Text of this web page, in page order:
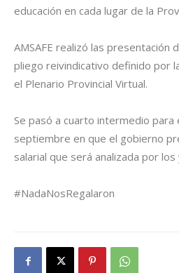
educación en cada lugar de la
AMSAFE realizó las presentación
pliego reivindicativo definido por
el Plenario Provincial Virtual.
Se pasó a cuarto intermedio para
septiembre en que el gobierno
salarial que será analizada por
#NadaNosRegalaron